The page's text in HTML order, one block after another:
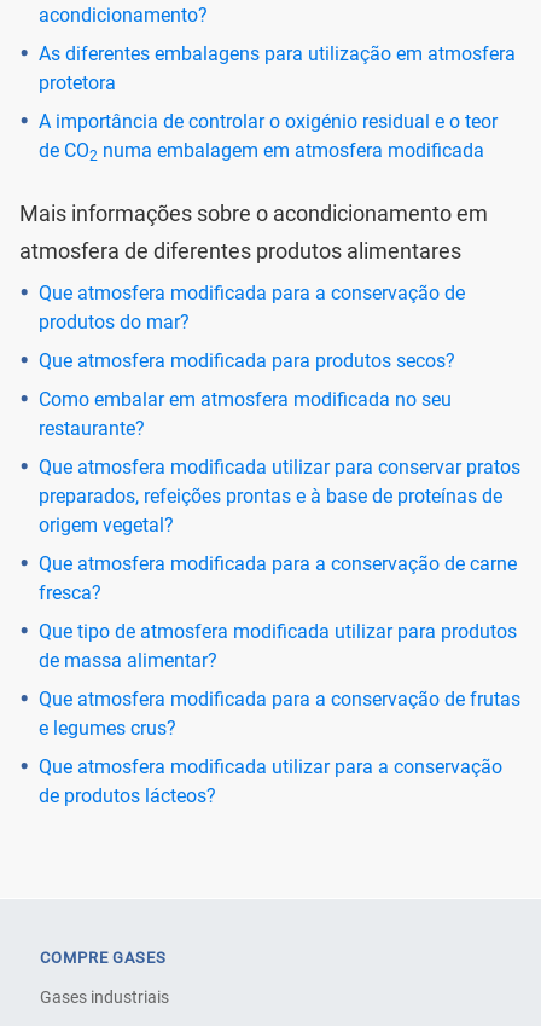
acondicionamento?
As diferentes embalagens para utilização em atmosfera
protetora
A importância de controlar o oxigénio residual e o teor
de CO2 numa embalagem em atmosfera modificada
Mais informações sobre o acondicionamento em
atmosfera de diferentes produtos alimentares
Que atmosfera modificada para a conservação de
produtos do mar?
Que atmosfera modificada para produtos secos?
Como embalar em atmosfera modificada no seu
restaurante?
Que atmosfera modificada utilizar para conservar pratos
preparados, refeições prontas e à base de proteínas de
origem vegetal?
Que atmosfera modificada para a conservação de carne
fresca?
Que tipo de atmosfera modificada utilizar para produtos
de massa alimentar?
Que atmosfera modificada para a conservação de frutas
e legumes crus?
Que atmosfera modificada utilizar para a conservação
de produtos lácteos?
COMPRE GASES
Gases industriais